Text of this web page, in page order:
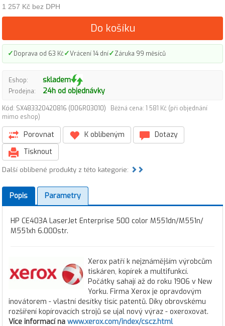
1 257 Kč bez DPH
Do košíku
✓Doprava od 63 Kč✓Vrácení 14 dní✓Záruka 99 měsíců
Eshop: skladem
Prodejna: 24h od objednávky
Kód: SX483320420816 (006R03010)
Běžná cena: 1 581 Kč (při objednání
mimo eshop)
Porovnat K oblíbeným
Dotazy
Tisknout
Další oblíbené produkty z této kategorie:
Popis Parametry
HP CE403A LaserJet Enterprise 500 color M551dn/M551n/
M551xh 6.000str.
Xerox patří k nejznámějším výrobcům
tiskáren, kopírek a multifunkcí.
Počátky sahají až do roku 1906 v New
Yorku. Firma Xerox je opravdovým
inovátorem - vlastní desítky tisíc patentů. Díky obrovskému
rozšíření kopírovacích strojů se ujal nový výraz - oxeroxovat.
Více informací na www.xerox.com/index/cscz.html